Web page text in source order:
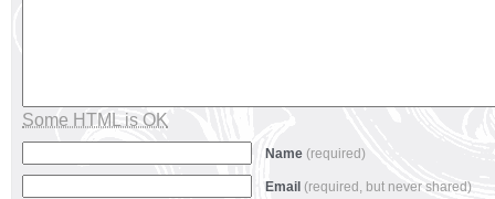
Some HTML is OK
Name (required)
Email (required, but never shared)